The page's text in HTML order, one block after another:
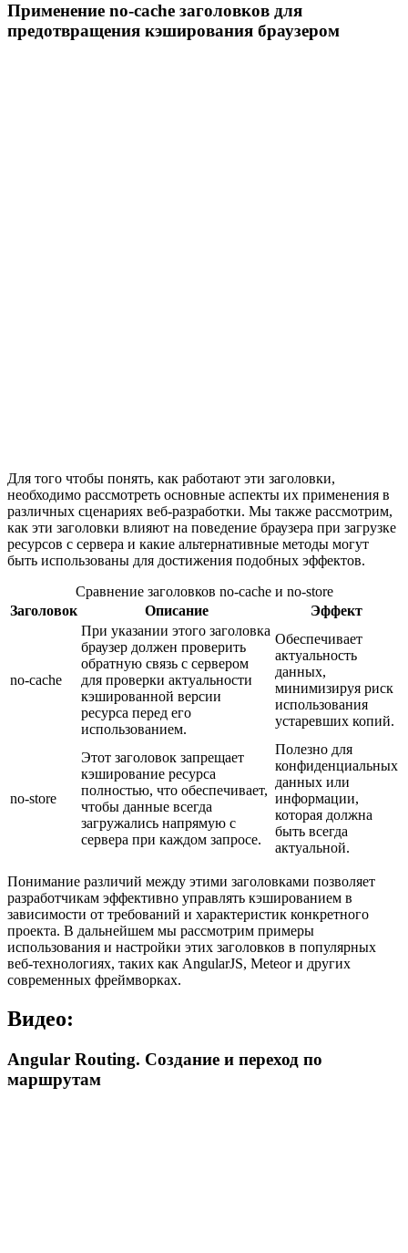
Применение no-cache заголовков для
предотвращения кэширования браузером
Для того чтобы понять, как работают эти заголовки,
необходимо рассмотреть основные аспекты их применения в
различных сценариях веб-разработки. Мы также рассмотрим,
как эти заголовки влияют на поведение браузера при загрузке
ресурсов с сервера и какие альтернативные методы могут
быть использованы для достижения подобных эффектов.
Сравнение заголовков no-cache и no-store
Заголовок
Описание Эффект
no-cache
При указании этого заголовка
браузер должен проверить
обратную связь с сервером
для проверки актуальности
кэшированной версии
ресурса перед его
использованием.
Обеспечивает
актуальность
данных,
минимизируя риск
использования
устаревших копий.
no-store
Этот заголовок запрещает
кэширование ресурса
полностью, что обеспечивает,
чтобы данные всегда
загружались напрямую с
сервера при каждом запросе.
Полезно для
конфиденциальных
данных или
информации,
которая должна
быть всегда
актуальной.
Понимание различий между этими заголовками позволяет
разработчикам эффективно управлять кэшированием в
зависимости от требований и характеристик конкретного
проекта. В дальнейшем мы рассмотрим примеры
использования и настройки этих заголовков в популярных
веб-технологиях, таких как AngularJS, Meteor и других
современных фреймворках.
Видео:
Angular Routing. Создание и переход по
маршрутам